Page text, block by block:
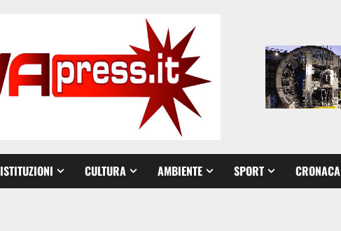
ISTITUZIONI CULTURA AMBIENTE SPORT CRONACA